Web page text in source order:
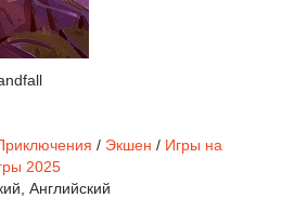
/ Экшен / Игры на
2025
Английский